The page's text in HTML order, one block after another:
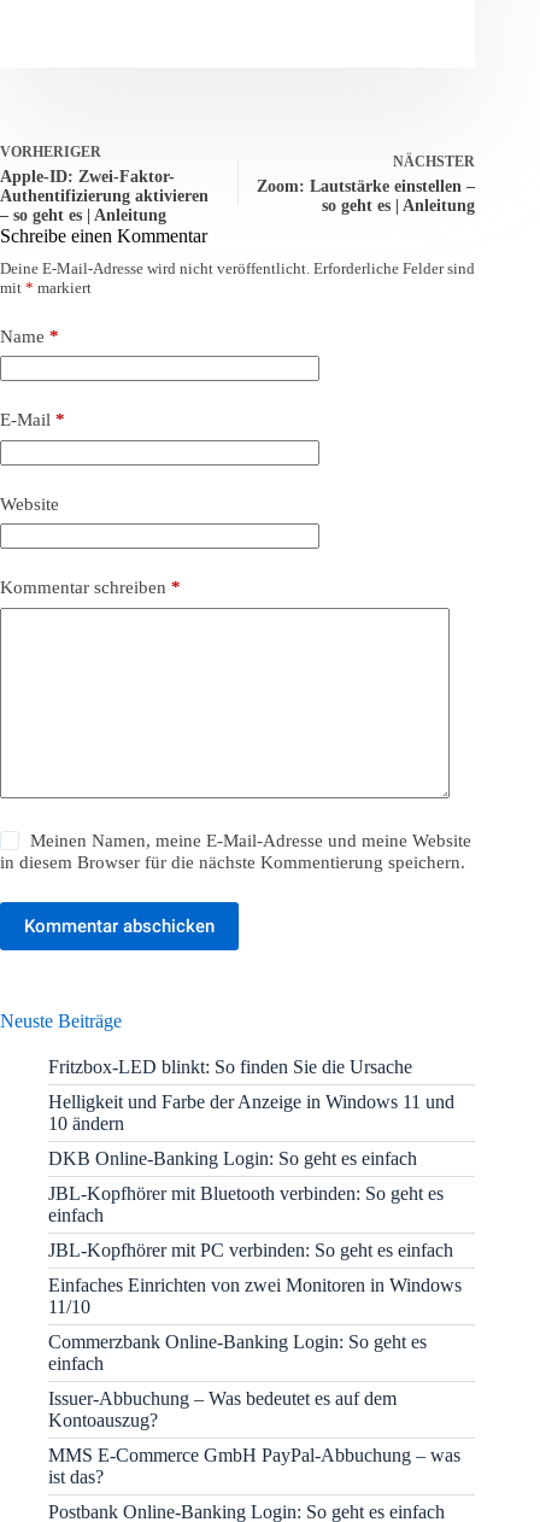
VORHERIGER
Apple-ID: Zwei-Faktor-
Authentifizierung aktivieren
– so geht es | Anleitung
NÄCHSTER
Zoom: Lautstärke einstellen –
so geht es | Anleitung
Schreibe einen Kommentar
Deine E-Mail-Adresse wird nicht veröffentlicht. Erforderliche Felder sind
mit * markiert
Name *
E-Mail *
Website
Kommentar schreiben *
Meinen Namen, meine E-Mail-Adresse und meine Website
in diesem Browser für die nächste Kommentierung speichern.
Kommentar abschicken
Neuste Beiträge
Fritzbox-LED blinkt: So finden Sie die Ursache
Helligkeit und Farbe der Anzeige in Windows 11 und
10 ändern
DKB Online-Banking Login: So geht es einfach
JBL-Kopfhörer mit Bluetooth verbinden: So geht es
einfach
JBL-Kopfhörer mit PC verbinden: So geht es einfach
Einfaches Einrichten von zwei Monitoren in Windows
11/10
Commerzbank Online-Banking Login: So geht es
einfach
Issuer-Abbuchung – Was bedeutet es auf dem
Kontoauszug?
MMS E-Commerce GmbH PayPal-Abbuchung – was
ist das?
Postbank Online-Banking Login: So geht es einfach